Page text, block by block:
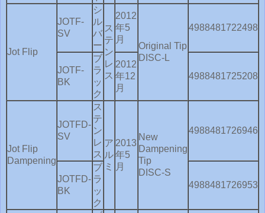
Jot Flip
JOTF-
SV
シ
ル
バ
ー
ス
テ
ン
レ
ス
2012
年5
月
Original Tip
DISC-L
4988481722498
JOTF-
BK
ブ
ラ
ッ
ク
2012
年12
月
4988481725208
Jot Flip
Dampening
JOTFD-
SV
ス
テ
ン
レ
ス
ア
ル
ミ
2013
年5
月
New
Dampening
Tip
DISC-S
4988481726946
JOTFD-
BK
ブ
ラ
ッ
ク
4988481726953